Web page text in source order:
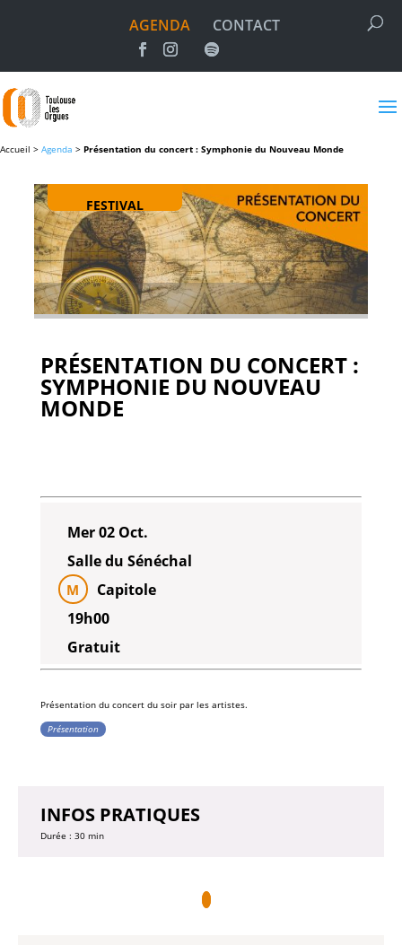
AGENDA CONTACT
Accueil > Agenda > Présentation du concert : Symphonie du Nouveau Monde
FESTIVAL
PRÉSENTATION DU CONCERT :
SYMPHONIE DU NOUVEAU
MONDE
Mer 02 Oct.
Salle du Sénéchal
M
Capitole
19h00
Gratuit
Présentation du concert du soir par les artistes.
Présentation
INFOS PRATIQUES
Durée : 30 min